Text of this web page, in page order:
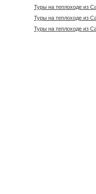
Туры на теплоходе из
Туры на теплоходе из
Туры на теплоходе из